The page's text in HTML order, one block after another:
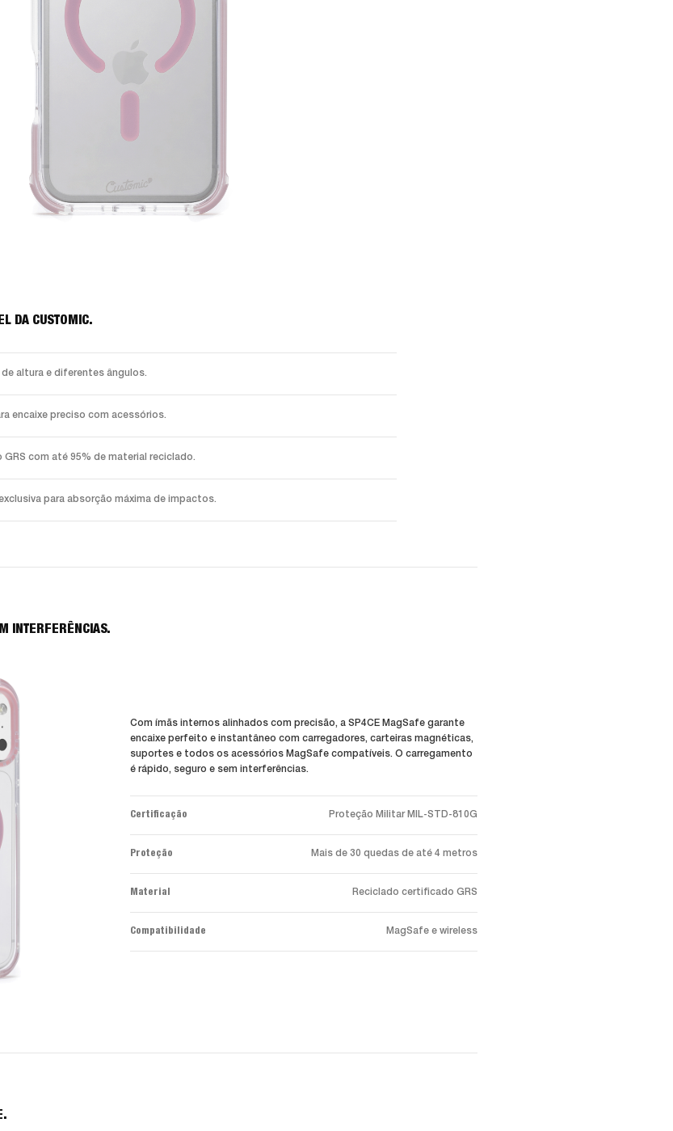
DA CUSTOMIC.
altura e diferentes ângulos.
encaixe preciso com acessórios.
com até 95% de material reciclado.
para absorção máxima de impactos.
INTERFERÊNCIAS.
Com ímãs internos alinhados com precisão, a SP4CE MagSafe garante
encaixe perfeito e instantâneo com carregadores, carteiras magnéticas,
suportes e todos os acessórios MagSafe compatíveis. O carregamento
é rápido, seguro e sem interferências.
Certificação Proteção Militar MIL-STD-810G
Proteção Mais de 30 quedas de até 4 metros
Material Reciclado certificado GRS
Compatibilidade MagSafe e wireless